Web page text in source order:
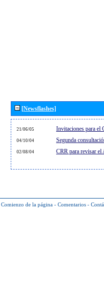
[Newsflashes]
21/06/05 Invitaciones para el
04/10/04 Segunda
02/08/04 CRR para revisar
Comienzo de la página - Comentarios -